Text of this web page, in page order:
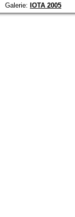
Galerie: IOTA 2005